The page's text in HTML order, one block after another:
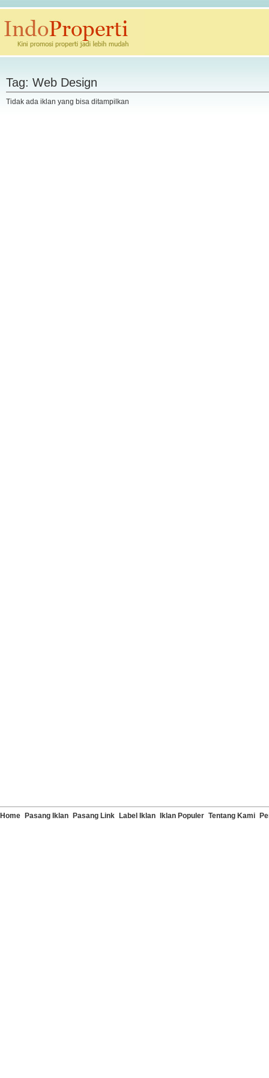
Tag: Web Design
Tidak ada iklan yang bisa ditampilkan
Home Pasang Iklan Pasang Link Label Iklan Iklan Populer Tentang Kami